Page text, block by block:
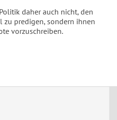
daher auch nicht, den
zu predigen, sondern ihnen
vorzuschreiben.